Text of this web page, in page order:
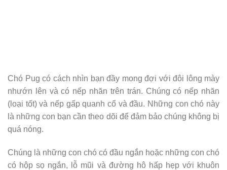
Chó Pug có cách nhìn bạn đầy mong đợi với đôi lông mày
nhướn lên và có nếp nhăn trên trán. Chúng có nếp nhăn
(loại tốt) và nếp gấp quanh cổ và đầu. Những con chó này
là những con bạn cần theo dõi để đảm bảo chúng không bị
quá nóng.
Chúng là những con chó có đầu ngắn hoặc những con chó
có hộp sọ ngắn, lỗ mũi và đường hô hấp hẹp với khuôn